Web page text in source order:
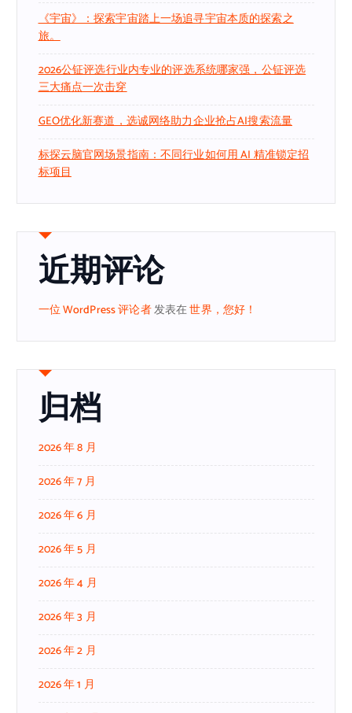
《宇宙》：探索宇宙踏上一场追寻宇宙本质的探索之
旅。
2026公钲评选行业内专业的评选系统哪家强，公钲评选
三大痛点一次击穿
GEO优化新赛道，选诚网络助力企业抢占AI搜索流量
标探云脑官网场景指南：不同行业如何用 AI 精准锁定招
标项目
近期评论
一位 WordPress 评论者发表在世界，您好！
归档
2026 年 8 月
2026 年 7 月
2026 年 6 月
2026 年 5 月
2026 年 4 月
2026 年 3 月
2026 年 2 月
2026 年 1 月